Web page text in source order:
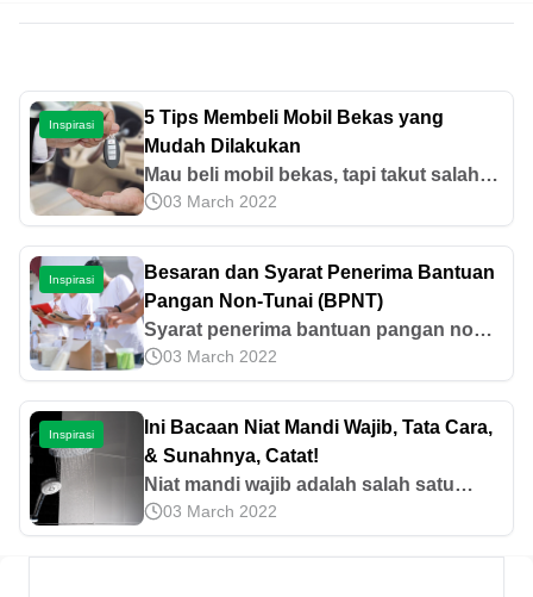
Inspirasi
5 Tips Membeli Mobil Bekas yang
Mudah Dilakukan
Mau beli mobil bekas, tapi takut salah
pilih? Yuk, simak tips membeli mobil
bekas yang efektif di artikel ini!
03 March 2022
Inspirasi
Besaran dan Syarat Penerima Bantuan
Pangan Non-Tunai (BPNT)
Syarat penerima bantuan pangan non-
tunai penting untuk diketahui untuk
memahami BPNT. Simak besaran, cara
cek status, dan panduan daftarnya
lengkap di sini!
03 March 2022
Inspirasi
Ini Bacaan Niat Mandi Wajib, Tata Cara,
& Sunahnya, Catat!
Niat mandi wajib adalah salah satu
syarat mandi wajib yang harus
diketahui dan dibaca dengan benar.
03 March 2022